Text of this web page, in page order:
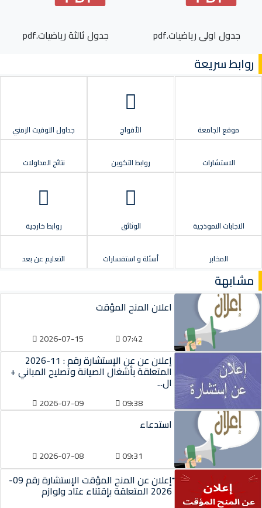
جدول اولى رياضيات.pdf جدول ثالثة رياضيات.pdf
روابط سريعة
موقع الجامعة الأفواج جداول التوقيت الزمني
الاستشارات روابط التكوين نتائج المداولات
الاجابات النموذجية الوثائق روابط خارجية
المخابر أسئلة و استفسارات التعليم عن بعد
مشابهة
اعلان المنح المؤقت
07:42
2026-07-15
إعلان عن عن الإستشارة رقم : 11-2026
المتعلقة بأشغال الصيانة وتصليح المباني +
ال...
09:38
2026-07-09
استدعاء
09:31
2026-07-08
ّإعلان عن المنح المؤقت الإستشارة رقم 09-
2026 المتعلقة بإقتناء عتاد ولوازم